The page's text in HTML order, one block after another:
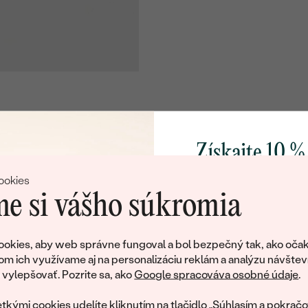
si vášho súkromia
aby web správne fungoval a bol bezpečný tak, ako
ich využívame aj na personalizáciu reklám a analýzu
Pozrite sa, ako Google spracováva osobné údaje.
cookies udelíte kliknutím na tlačidlo „Súhlasím a
ale tento šperk si už svojích majiteľov
množstvo podobných produktov. Pokiaľ chcete byť
šperku, nechajte nám svoj e-mail.
Získajte 10
poctivo vyrábaných
Ako darček na
obratom pošleme